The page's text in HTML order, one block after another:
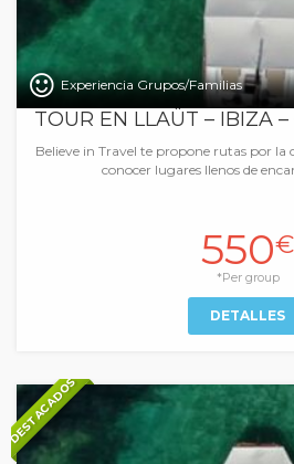
Experiencia Grupos/Familias
TOUR EN LLAÜT – IBIZA
Believe in Travel te propone rutas por la
conocer lugares llenos de
550€
*Per group
DETALLES
DESTACADOS